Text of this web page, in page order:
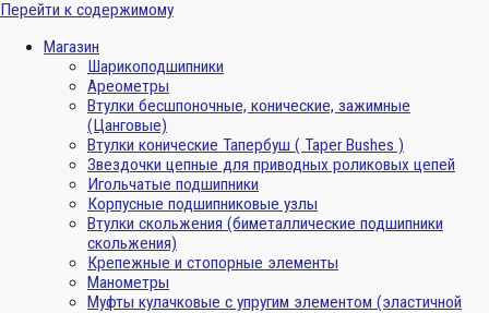
Перейти к содержимому
Магазин
Шарикоподшипники
Ареометры
Втулки бесшпоночные, конические, зажимные
(Цанговые)
Втулки конические Тапербуш ( Taper Bushes )
Звездочки цепные для приводных роликовых цепей
Игольчатые подшипники
Корпусные подшипниковые узлы
Втулки скольжения (биметаллические подшипники
скольжения)
Крепежные и стопорные элементы
Манометры
Муфты кулачковые с упругим элементом (эластичной